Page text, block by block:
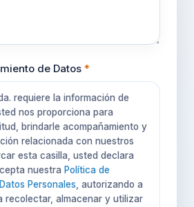
de Datos *
requiere la información de
nos proporciona para
brindarle acompañamiento y
relacionada con nuestros
esta casilla, usted declara
nuestra Política de
Personales , autorizando a
recolectar, almacenar y utilizar